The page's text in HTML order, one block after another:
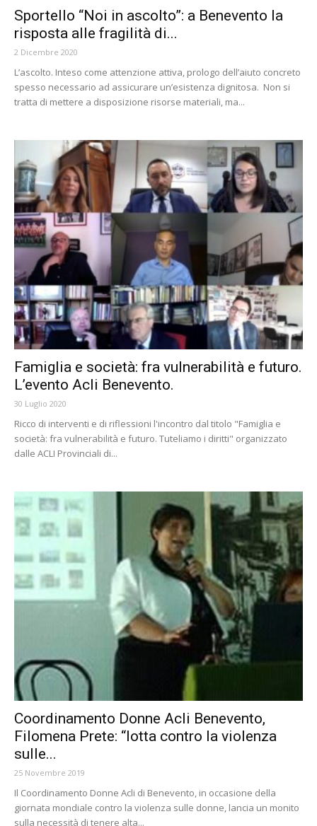
Sportello “Noi in ascolto”: a Benevento la
risposta alle fragilità di...
2 Dicembre 2020
L’ascolto. Inteso come attenzione attiva, prologo dell’aiuto concreto
spesso necessario ad assicurare un’esistenza dignitosa. Non si
tratta di mettere a disposizione risorse materiali, ma...
Famiglia e società: fra vulnerabilità e futuro.
L’evento Acli Benevento.
30 Luglio 2020
Ricco di interventi e di riflessioni l'incontro dal titolo "Famiglia e
società: fra vulnerabilità e futuro. Tuteliamo i diritti" organizzato
dalle ACLI Provinciali di...
Coordinamento Donne Acli Benevento,
Filomena Prete: “lotta contro la violenza
sulle...
25 Novembre 2019
Il Coordinamento Donne Acli di Benevento, in occasione della
giornata mondiale contro la violenza sulle donne, lancia un monito
sulla necessità di tenere alta...